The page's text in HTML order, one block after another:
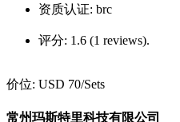
资质认证: brc
评分: 1.6 (1 reviews).
价位: USD 70/Sets
常州玛斯特里科技有限公司